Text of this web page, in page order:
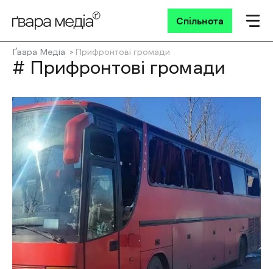
Спільнота
Ґвара Медіа Прифронтові громади
# Прифронтові громади